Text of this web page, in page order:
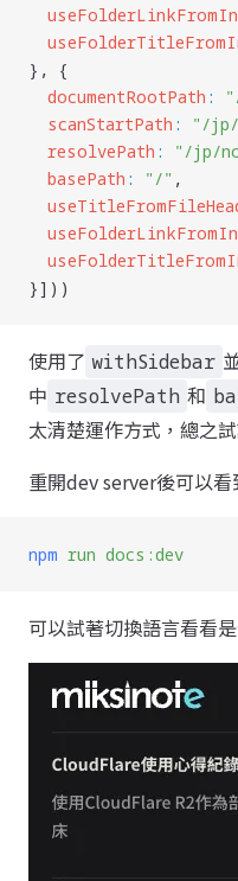
}, {
  documentRootPath
: "
  scanStartPath
: " /jp/
  resolvePath
: " /jp/
  basePath
: " /" ,
}]))
使用了 withSidebar
中 resolvePath 和
太清楚運作方式，總之
重開dev server後可以看
npm run docs:dev
可以試著切換語言看看